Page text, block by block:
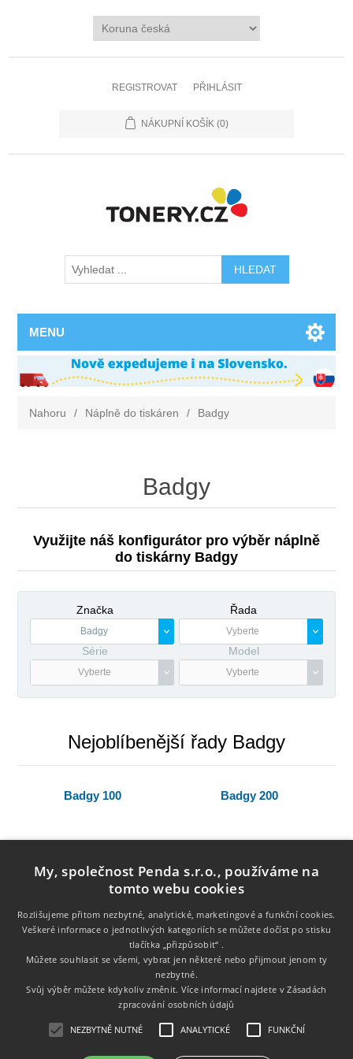
REGISTROVAT PŘIHLÁSIT
NÁKUPNÍ KOŠÍK (0)
MENU
Nahoru / Náplně do tiskáren / Badgy
Badgy
Využijte náš konfigurátor pro výběr náplně
do tiskárny Badgy
Značka
Badgy
Řada
Vyberte
Série
Vyberte
Model
Vyberte
Nejoblíbenější řady Badgy
Badgy 100 Badgy 200
Informace
Zákaznický servis
My, společnost Penda s.r.o., používáme na
tomto webu cookies
Rozlišujeme přitom nezbytné, analytické, marketingové a funkční cookies.
Veškeré informace o jednotlivých kategoriích se můžete dočíst po stisku
tlačítka „přizpůsobit“ .
Můžete souhlasit se všemi, vybrat jen některé nebo přijmout jenom ty
nezbytné.
Svůj výběr můžete kdykoliv změnit. Více informací najdete vZásadách
zpracování osobních údajů
NEZBYTNĚ NUTNÉ ANALYTICKÉ FUNKČNÍ